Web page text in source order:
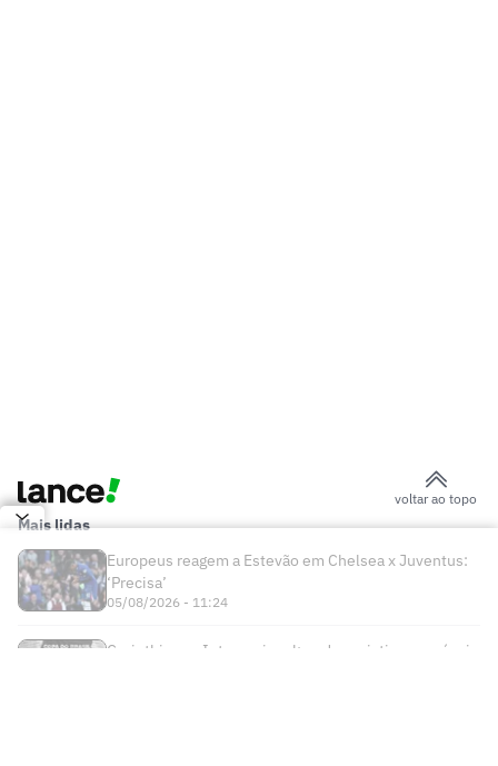
voltar ao topo
Mais lidas
Europeus reagem a Estevão em Chelsea x Juventus:
‘Precisa’
05/08/2026 - 11:24
Corinthians x Internacional: onde assistir e prováveis